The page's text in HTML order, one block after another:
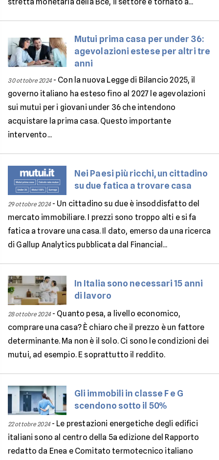
Mutui prima casa per under 36:
agevolazioni estese per altri tre
anni
30 ottobre 2024- Con la nuova Legge di Bilancio 2025, il
governo italiano ha esteso fino al 2027 le agevolazioni
sui mutui per i giovani under 36 che intendono
acquistare la prima casa. Questo importante
intervento...
Nei Paesi più ricchi, un cittadino
su due fatica a trovare casa
29 ottobre 2024- Un cittadino su due è insoddisfatto del
mercato immobiliare. I prezzi sono troppo alti e si fa
fatica a trovare una casa. Il dato, emerso da una ricerca
di Gallup Analytics pubblicata dal Financial...
In Italia sono necessari 15 anni
di lavoro
28 ottobre 2024- Quanto pesa, a livello economico,
comprare una casa? È chiaro che il prezzo è un fattore
determinante. Ma non è il solo. Ci sono le condizioni dei
mutui, ad esempio. E soprattutto il reddito.
Gli immobili in classe F e G
scendono sotto il 50%
22 ottobre 2024- Le prestazioni energetiche degli edifici
italiani sono al centro della 5a edizione del Rapporto
redatto da Enea e Comitato termotecnico italiano